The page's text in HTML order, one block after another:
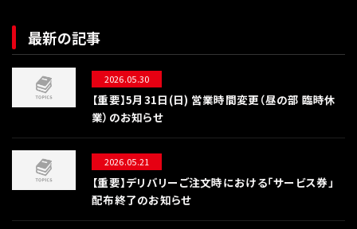
最新の記事
2026.05.30
【重要】5月31日(日) 営業時間変更（昼の部 臨時休
業）のお知らせ
2026.05.21
【重要】デリバリーご注文時における「サービス券」
配布終了のお知らせ